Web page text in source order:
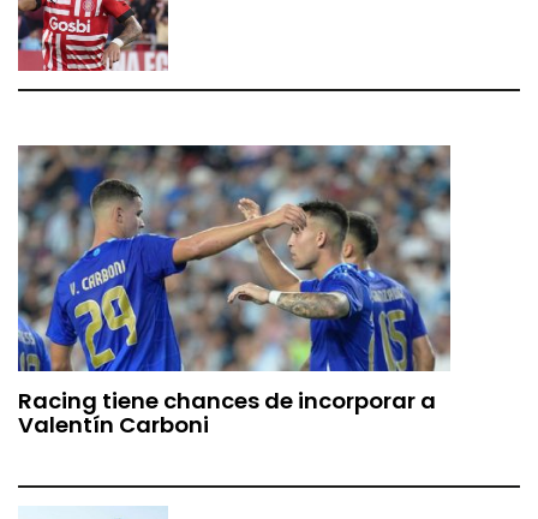
Racing tiene chances de incorporar a
Valentín Carboni